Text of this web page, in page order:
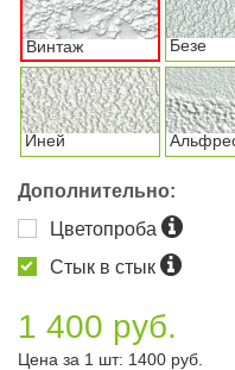
Винтаж Безе
Иней
Дополнительно:
Цветопроба
Стык в стык
1 400 руб.
Цена за 1 шт: 1400 руб.